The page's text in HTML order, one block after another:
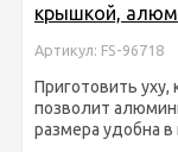
крышкой,
Артикул: FS-96718
Приготовить
позволит
размера удобна в